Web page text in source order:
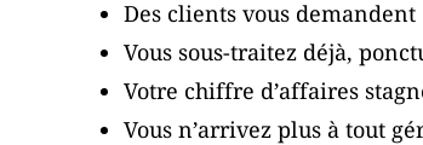
Des clients vous
Vous sous-traitez déjà,
Votre chiffre d’affaires
Vous n’arrivez plus à tout